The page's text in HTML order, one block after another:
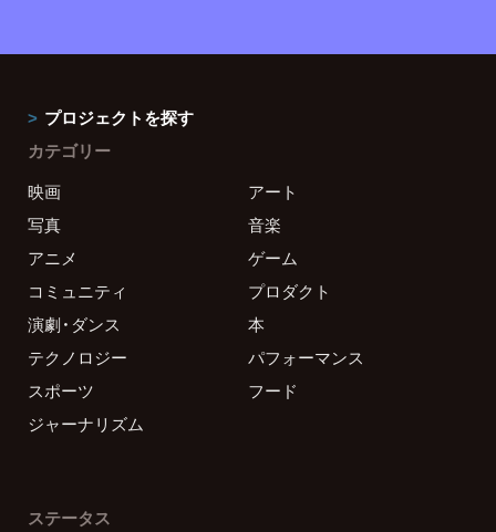
プロジェクトを探す
カテゴリー
映画
アート
写真
音楽
アニメ
ゲーム
コミュニティ
プロダクト
演劇・ダンス
本
テクノロジー
パフォーマンス
スポーツ
フード
ジャーナリズム
ステータス